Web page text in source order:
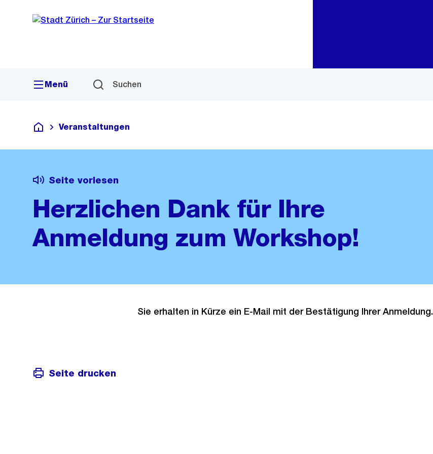
Navigation
Sprunglink
Menü Suchen
Deutsch
Veranstaltungen
Seite vorlesen
Herzlichen Dank für Ihre
Anmeldung zum Workshop!
Sie erhalten in Kürze ein E-Mail mit der Bestätigung Ihrer Anmeldung.
Seite drucken